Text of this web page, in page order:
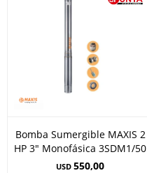
Bomba Sumergible MAXIS 2
HP 3" Monofásica 3SDM1/50
USD 550,00